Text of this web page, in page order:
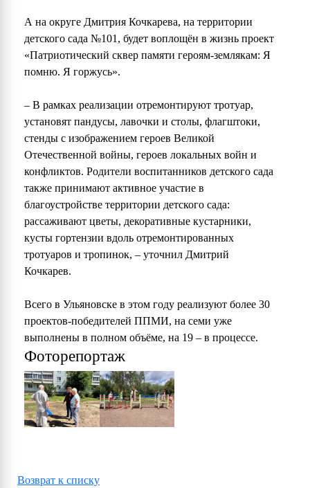
А на округе Дмитрия Кочкарева, на территории
детского сада №101, будет воплощён в жизнь проект
«Патриотический сквер памяти героям-землякам: Я
помню. Я горжусь».
– В рамках реализации отремонтируют тротуар,
установят пандусы, лавочки и столы, флагштоки,
стенды с изображением героев Великой
Отечественной войны, героев локальных войн и
конфликтов. Родители воспитанников детского сада
также принимают активное участие в
благоустройстве территории детского сада:
рассаживают цветы, декоративные кустарники,
кусты гортензии вдоль отремонтированных
тротуаров и тропинок, – уточнил Дмитрий
Кочкарев.
Всего в Ульяновске в этом году реализуют более 30
проектов-победителей ППМИ, на семи уже
выполнены в полном объёме, на 19 – в процессе.
Фоторепортаж
Возврат к списку